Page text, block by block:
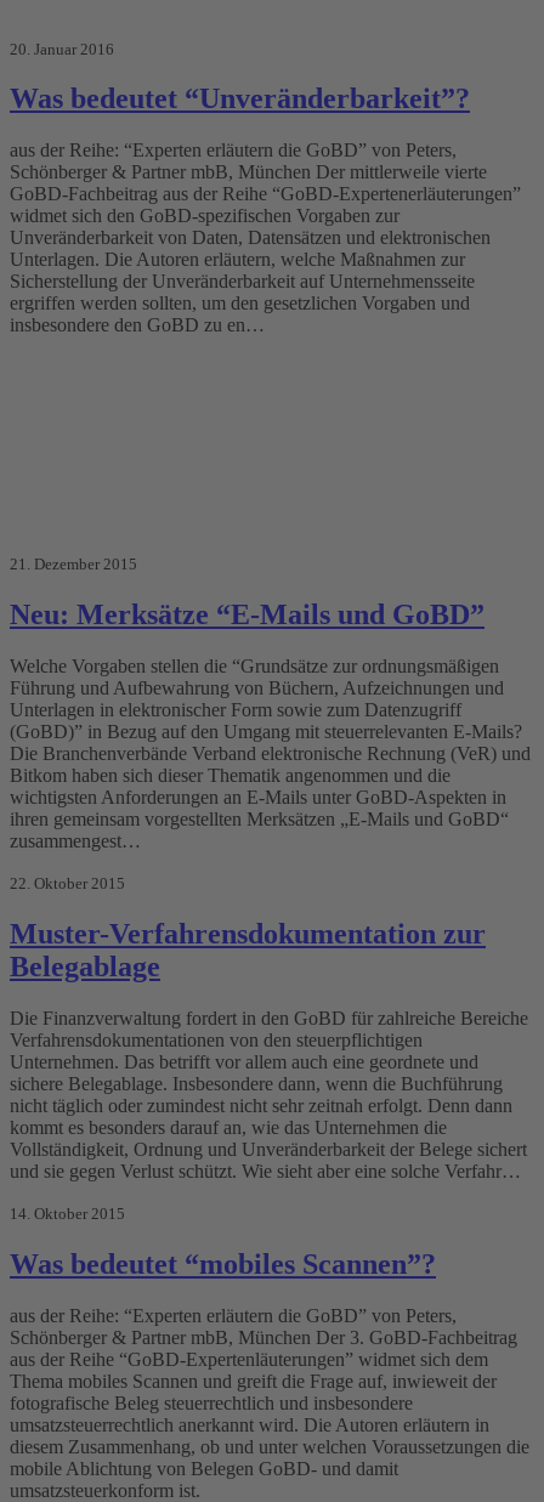
20. Januar 2016
Was bedeutet “Unveränderbarkeit”?
aus der Reihe: “Experten erläutern die GoBD” von Peters,
Schönberger & Partner mbB, München Der mittlerweile vierte
GoBD-Fachbeitrag aus der Reihe “GoBD-Expertenerläuterungen”
widmet sich den GoBD-spezifischen Vorgaben zur
Unveränderbarkeit von Daten, Datensätzen und elektronischen
Unterlagen. Die Autoren erläutern, welche Maßnahmen zur
Sicherstellung der Unveränderbarkeit auf Unternehmensseite
ergriffen werden sollten, um den gesetzlichen Vorgaben und
insbesondere den GoBD zu en…
21. Dezember 2015
Neu: Merksätze “E-Mails und GoBD”
Welche Vorgaben stellen die “Grundsätze zur ordnungsmäßigen
Führung und Aufbewahrung von Büchern, Aufzeichnungen und
Unterlagen in elektronischer Form sowie zum Datenzugriff
(GoBD)” in Bezug auf den Umgang mit steuerrelevanten E-Mails?
Die Branchenverbände Verband elektronische Rechnung (VeR) und
Bitkom haben sich dieser Thematik angenommen und die
wichtigsten Anforderungen an E-Mails unter GoBD-Aspekten in
ihren gemeinsam vorgestellten Merksätzen „E-Mails und GoBD“
zusammengest…
22. Oktober 2015
Muster-Verfahrensdokumentation zur
Belegablage
Die Finanzverwaltung fordert in den GoBD für zahlreiche Bereiche
Verfahrensdokumentationen von den steuerpflichtigen
Unternehmen. Das betrifft vor allem auch eine geordnete und
sichere Belegablage. Insbesondere dann, wenn die Buchführung
nicht täglich oder zumindest nicht sehr zeitnah erfolgt. Denn dann
kommt es besonders darauf an, wie das Unternehmen die
Vollständigkeit, Ordnung und Unveränderbarkeit der Belege sichert
und sie gegen Verlust schützt. Wie sieht aber eine solche Verfahr…
14. Oktober 2015
Was bedeutet “mobiles Scannen”?
aus der Reihe: “Experten erläutern die GoBD” von Peters,
Schönberger & Partner mbB, München Der 3. GoBD-Fachbeitrag
aus der Reihe “GoBD-Expertenläuterungen” widmet sich dem
Thema mobiles Scannen und greift die Frage auf, inwieweit der
fotografische Beleg steuerrechtlich und insbesondere
umsatzsteuerrechtlich anerkannt wird. Die Autoren erläutern in
diesem Zusammenhang, ob und unter welchen Voraussetzungen die
mobile Ablichtung von Belegen GoBD- und damit
umsatzsteuerkonform ist.